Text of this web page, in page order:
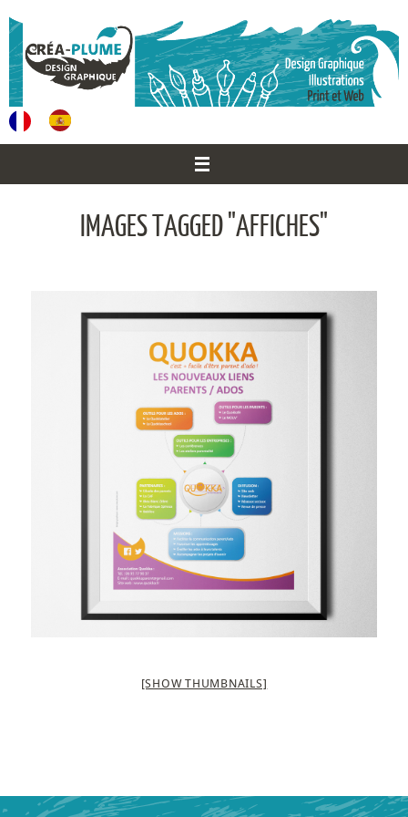
au
contenu
IMAGES TAGGED "AFFICHES"
[SHOW THUMBNAILS]